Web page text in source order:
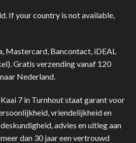
If your country is not available,
Mastercard, Bancontact, iDEAL
Gratis verzending vanaf 120
Nederland.
7 in Turnhout staat garant voor
vriendelijkheid en
advies en uitleg aan
dan 30 jaar een vertrouwd